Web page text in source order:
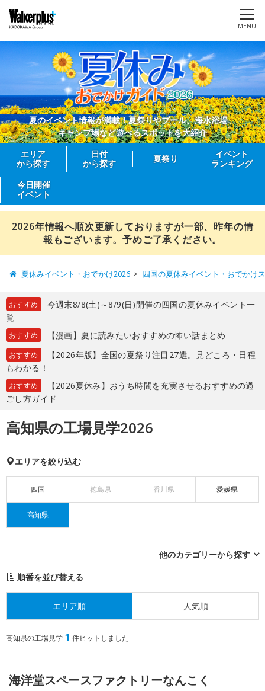
MENU
夏のイベント情報が満載！夏祭りやプール、海水浴場、
キャンプ場など遊べるスポットを大紹介
エリア
から探す
日付
から探す
夏祭り
イベント
ランキング
今日開催
イベント
2026年情報へ順次更新しておりますが一部、昨年の情
報もございます。予めご了承ください。
夏休みイベント・おでかけ2026 四国の夏休みイベント・おでかけ
おすすめ
今週末8/8(土)～8/9(日)開催の四国の夏休みイベント一
覧
おすすめ 【漫画】夏に読みたいおすすめの怖い話まとめ
おすすめ
【2026年版】全国の夏祭り注目27選。見どころ・日程
もわかる！
おすすめ
【2026夏休み】おうち時間を充実させるおすすめの過
ごし方ガイド
高知県の工場見学2026
エリアを絞り込む
四国 徳島県 香川県 愛媛県
高知県
他のカテゴリーから探す
順番を並び替える
エリア順 人気順
高知県の工場見学 1 件ヒットしました
海洋堂スペースファクトリーなんこく